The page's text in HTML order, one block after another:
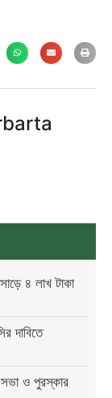
৪ লাখ টাকা
দাবিতে
ও পুরস্কার